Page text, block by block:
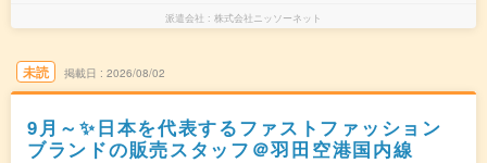
派遣会社 株式会社ニッソーネット
未読 掲載日 2026/08/02
9月～✨日本を代表するファストファッション
ブランドの販売スタッフ＠羽田空港国内線